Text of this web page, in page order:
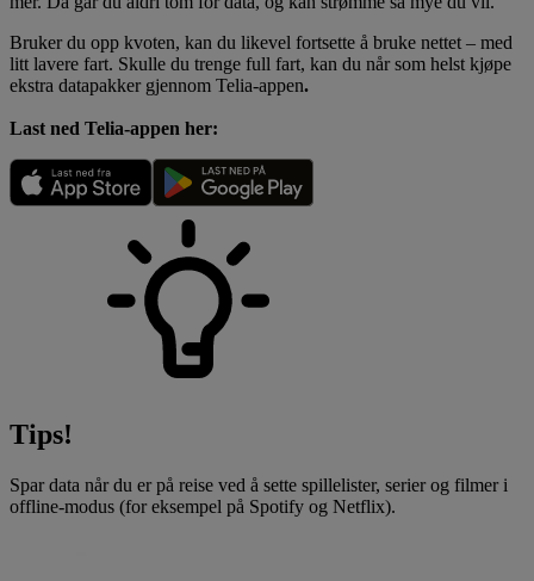
Bruker du opp kvoten, kan du likevel fortsette å bruke nettet – med
litt lavere fart. Skulle du trenge full fart, kan du når som helst kjøpe
ekstra datapakker gjennom Telia-appen.
Last ned Telia-appen her:
Tips!
Spar data når du er på reise ved å sette spillelister, serier og filmer i
offline-modus (for eksempel på Spotify og Netflix).